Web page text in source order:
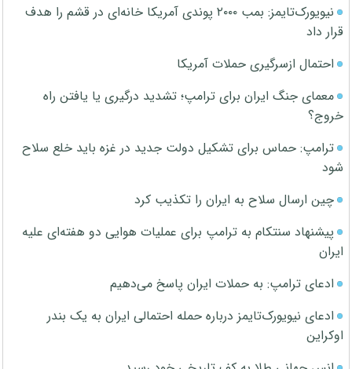
نیویورک‌تایمز: بمب ۲۰۰۰ پوندی آمریکا خانه‌ای در قشم را هدف
قرار داد
احتمال ازسرگیری حملات آمریکا
معمای جنگ ایران برای ترامپ؛ تشدید درگیری یا یافتن راه
خروج؟
ترامپ: حماس برای تشکیل دولت جدید در غزه باید خلع سلاح
شود
چین ارسال سلاح به ایران را تکذیب کرد
پیشنهاد سنتکام به ترامپ برای عملیات هوایی دو هفته‌ای علیه
ایران
ادعای ترامپ: به حملات ایران پاسخ می‌دهیم
ادعای نیویورک‌تایمز درباره حمله احتمالی ایران به یک بندر
اوکراین